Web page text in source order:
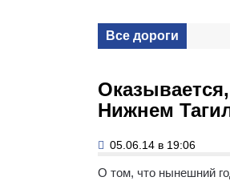
Все дороги
Нижнем
05.06.14 в 19:06
О том, что нынешний